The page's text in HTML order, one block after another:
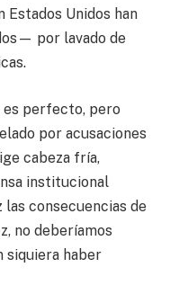
Estados Unidos han
por lavado de
perfecto, pero
por acusaciones
cabeza fría,
institucional
las consecuencias de
no deberíamos
siquiera haber